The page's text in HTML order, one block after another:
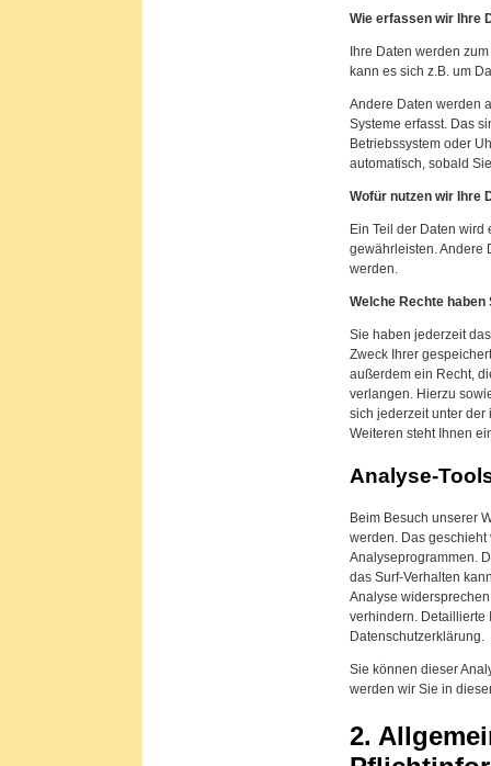
Wie erfassen wir Ihre
Ihre Daten werden
kann es sich z.B. um
Andere Daten werden
Systeme erfasst. Das
Betriebssystem oder
automatisch, sobald
Wofür nutzen wir Ihre
Ein Teil der Daten
gewährleisten. Andere
werden.
Welche Rechte haben
Sie haben jederzeit
Zweck Ihrer
außerdem ein Recht,
verlangen. Hierzu
sich jederzeit unter der
Weiteren steht Ihnen
Analyse-
Beim Besuch unserer
werden. Das
Analyseprogrammen.
das Surf-Verhalten
Analyse
verhindern. Detaillierte
Datenschutzerklärung.
Sie können dieser
werden wir Sie in
2.